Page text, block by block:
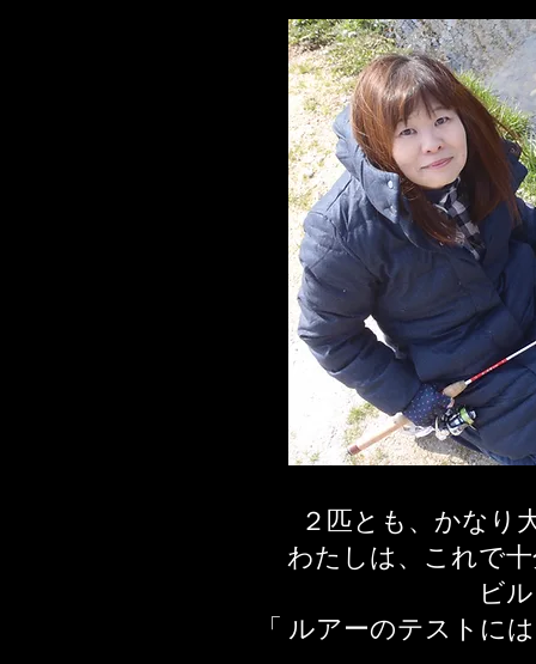
２匹とも、かなり
わたしは、これで
ビ
「 ルアーのテストに